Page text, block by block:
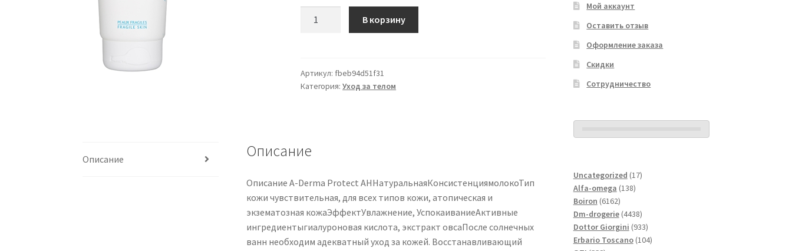
AH
latte
ml
В корзину
Артикул: fbeb94d51f31
Категория:Уход за телом
Описание Описание
Описание A-Derma Protect AHНатуральнаяКонсистенциямолокоТип
кожи чувствительная, для всех типов кожи, атопическая и
экзематозная кожаЭффектУвлажнение, УспокаиваниеАктивные
ингредиентыгиалуроновая кислота, экстракт овсаПосле солнечных
ванн необходим адекватный уход за кожей. Восстанавливающий
Мой аккаунт
Оставить отзыв
Оформление заказа
Скидки
Сотрудничество
Uncategorized 1717
Alfa-omega 138138
Boiron 61626162
товара
Dm-drogerie 44384438
товаров
Dottor Giorgini 933933
товара
Erbario Toscano 104104